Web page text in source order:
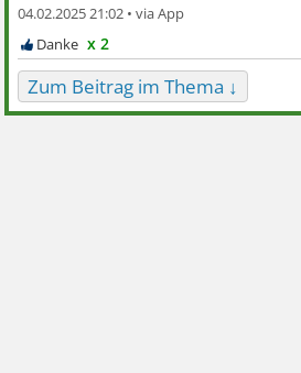
04.02.2025 21:02 •
x 2
Zum Beitrag im Thema ↓